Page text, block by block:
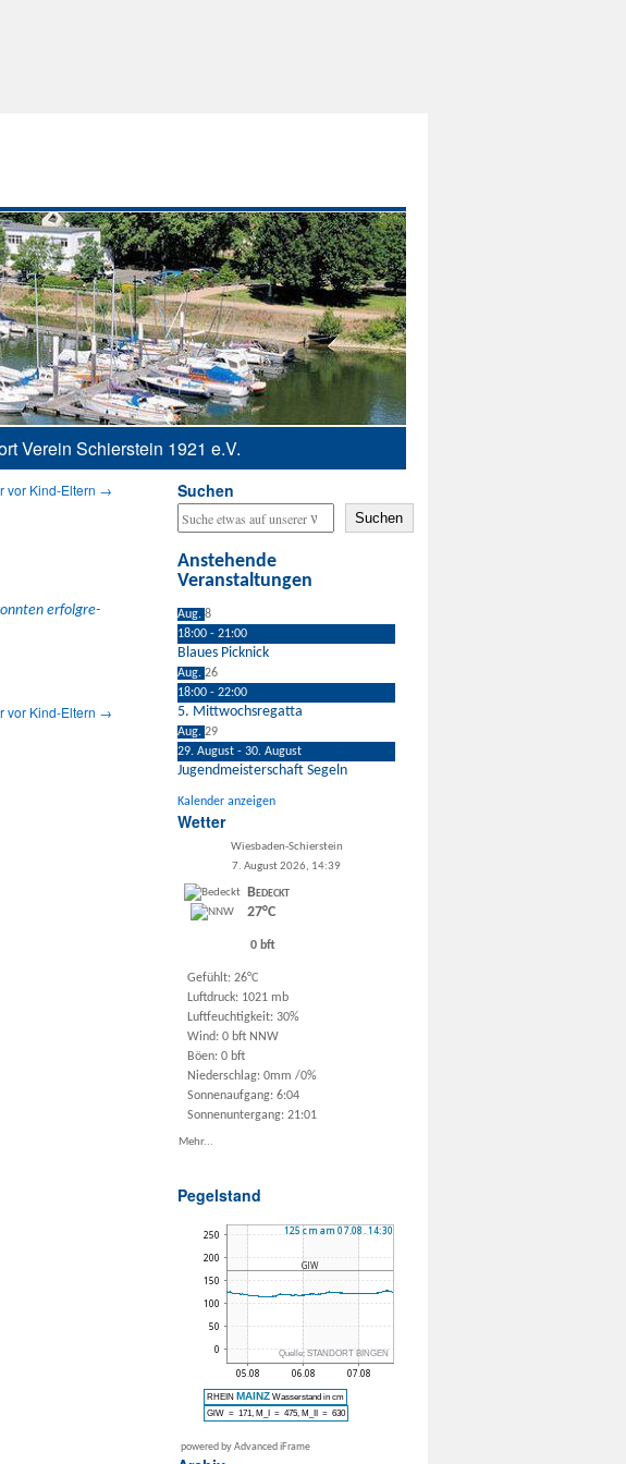
Verein Schierstein 1921 e.V.
vor Kind-Eltern →
erfol­gre­
vor Kind-Eltern →
Suchen
Suchen
Anstehende
Veranstaltungen
Aug. 8
18:00 - 21:00
Blaues Picknick
Aug. 26
18:00 - 22:00
5. Mittwochsregatta
Aug. 29
29. August - 30. August
Jugendmeisterschaft Segeln
Kalender anzeigen
Wetter
Wiesbaden-Schierstein
7. August 2026, 14:39
Bedeckt
27°C
0 bft
Gefühlt: 26°C
Luftdruck: 1021 mb
Luftfeuchtigkeit: 30%
Wind: 0 bft NNW
Böen: 0 bft
Niederschlag: 0mm /0%
Sonnenaufgang: 6:04
Sonnenuntergang: 21:01
Mehr...
Pegelstand
powered by Advanced iFrame